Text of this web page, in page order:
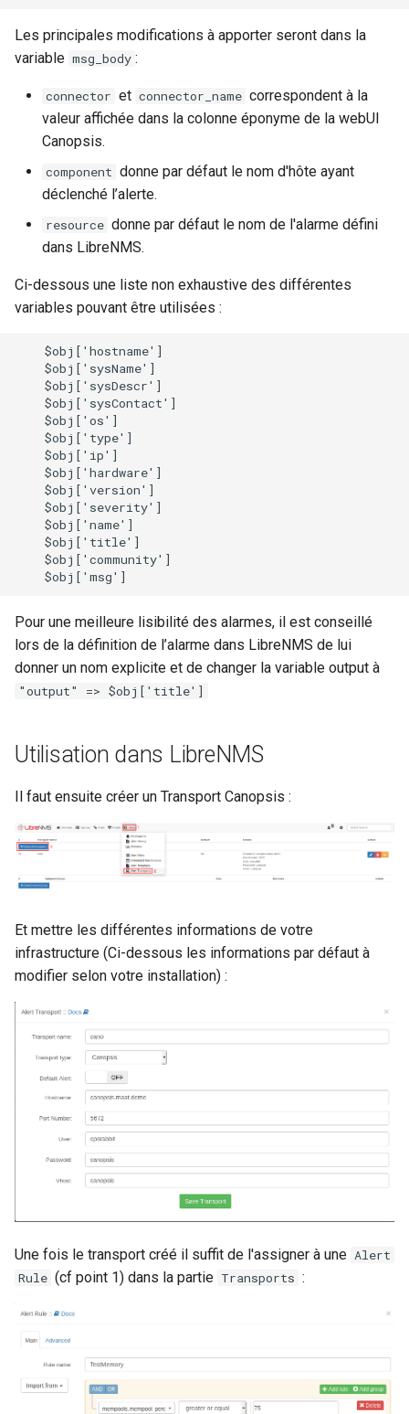
Les principales modifications à apporter seront dans la
variable msg_body :
connector et connector_name correspondent à la
valeur affichée dans la colonne éponyme de la webUI
Canopsis.
component donne par défaut le nom d'hôte ayant
déclenché l’alerte.
resource donne par défaut le nom de l'alarme défini
dans LibreNMS.
Ci-dessous une liste non exhaustive des différentes
variables pouvant être utilisées :
    $obj['hostname']
    $obj['sysName']
    $obj['sysDescr']
    $obj['sysContact']
    $obj['os']
    $obj['type']
    $obj['ip']
    $obj['hardware']
    $obj['version']
    $obj['severity']
    $obj['name']
    $obj['title']
    $obj['community']
Pour une meilleure lisibilité des alarmes, il est conseillé
lors de la définition de l’alarme dans LibreNMS de lui
donner un nom explicite et de changer la variable output à
"output" => $obj['title']
Utilisation dans LibreNMS
Il faut ensuite créer un Transport Canopsis :
Et mettre les différentes informations de votre
infrastructure (Ci-dessous les informations par défaut à
modifier selon votre installation) :
Une fois le transport créé il suffit de l'assigner à une Alert
Rule (cf point 1) dans la partie Transports :